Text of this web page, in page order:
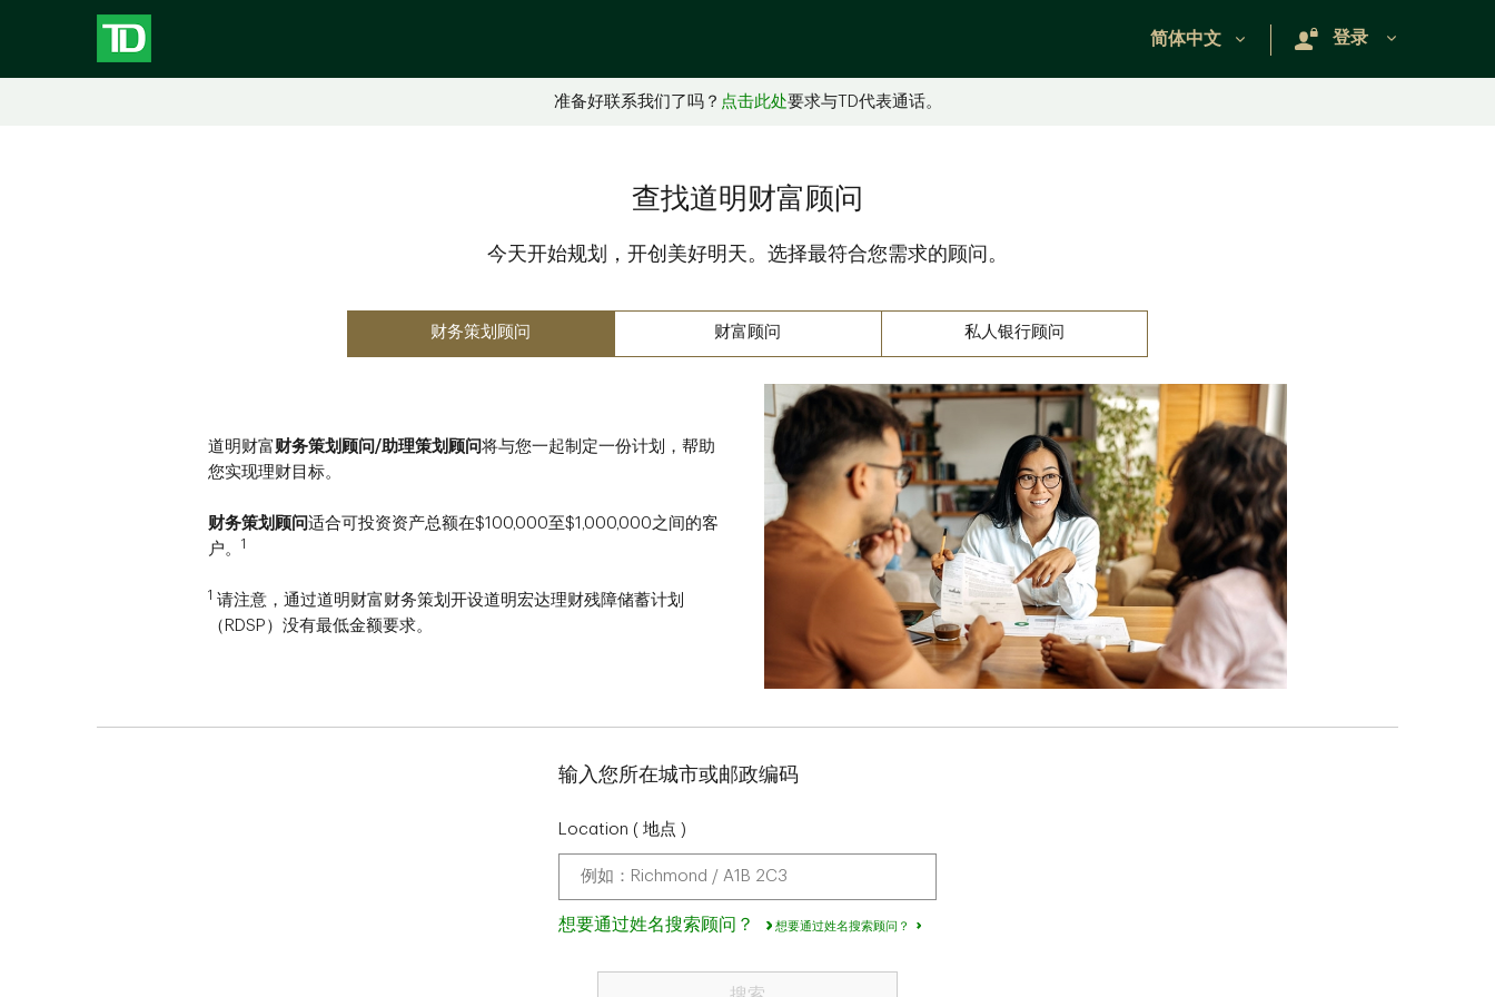
Select language
简体中文 登录
准备好联系我们了吗？ 点击此处要求与TD代表通话。
查找道明财富顾问
今天开始规划，开创美好明天。选择最符合您需求的顾问。
选
财务策划顾问 财富顾问 私人银行顾问
道明财富财务策划顾问/助理策划顾问 将与您一起制定一份计划，帮助
您实现理财目标。
财务策划顾问 适合可投资资产总额在$100,000至$1,000,000之间的客
户。
1
1 请注意，通过道明财富财务策划开设道明宏达理财残障储蓄计划
（RDSP）没有最低金额要求。
输入您所在城市或邮政编码
Location ( 地点 )
想要通过姓名搜索顾问？ 想要通过姓名搜索顾问？